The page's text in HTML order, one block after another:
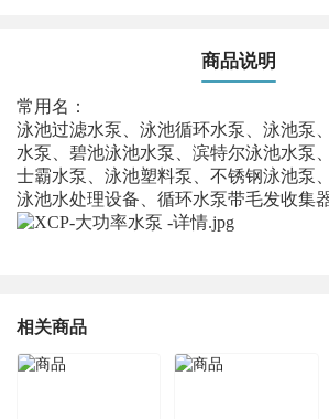
商品说明
常用名：
泳池过滤水泵、泳池循环水泵、泳池泵
水泵、碧池泳池水泵、滨特尔泳池水泵
士霸水泵、泳池塑料泵、不锈钢泳池泵
泳池水处理设备、循环水泵带毛发收集器
相关商品